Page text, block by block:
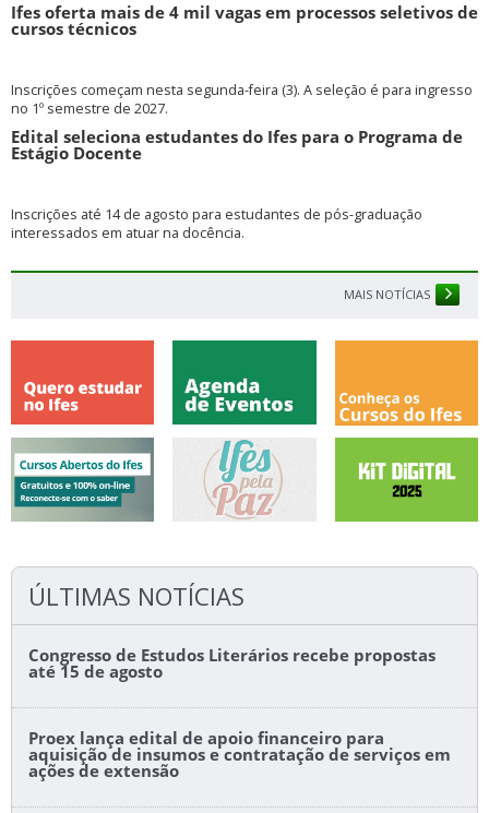
Ifes oferta mais de 4 mil vagas em processos seletivos de
cursos técnicos
Inscrições começam nesta segunda-feira (3). A seleção é para ingresso
no 1º semestre de 2027.
Edital seleciona estudantes do Ifes para o Programa de
Estágio Docente
Inscrições até 14 de agosto para estudantes de pós-graduação
interessados em atuar na docência.
MAIS NOTÍCIAS
ÚLTIMAS NOTÍCIAS
Congresso de Estudos Literários recebe propostas
até 15 de agosto
Proex lança edital de apoio financeiro para
aquisição de insumos e contratação de serviços em
ações de extensão